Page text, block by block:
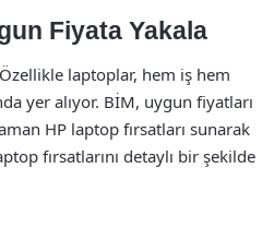
Fiyata Yakala
laptoplar, hem iş hem
yer alıyor. BİM, uygun fiyatları
HP laptop fırsatları sunarak
fırsatlarını detaylı bir şekilde